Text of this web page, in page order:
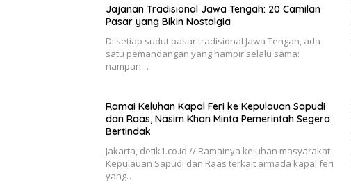
Jajanan Tradisional Jawa Tengah: 20 Camilan
Pasar yang Bikin Nostalgia
Di setiap sudut pasar tradisional Jawa Tengah, ada
satu pemandangan yang hampir selalu sama:
nampan…
Ramai Keluhan Kapal Feri ke Kepulauan Sapudi
dan Raas, Nasim Khan Minta Pemerintah Segera
Bertindak
Jakarta, detik1.co.id // Ramainya keluhan masyarakat
Kepulauan Sapudi dan Raas terkait armada kapal feri
yang…